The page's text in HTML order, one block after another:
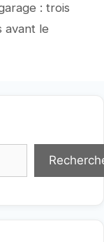
: trois
avant le